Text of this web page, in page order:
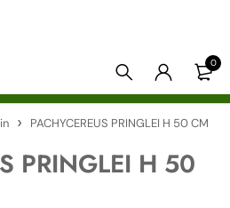
0
PACHYCEREUS PRINGLEI H 50 CM
PRINGLEI H 50